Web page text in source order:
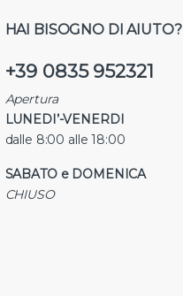
HAI BISOGNO DI AIUTO?
+39 0835 952321
Apertura
LUNEDI’-VENERDI
dalle 8:00 alle 18:00
SABATO e DOMENICA
CHIUSO